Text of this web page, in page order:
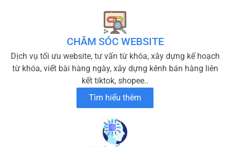
CHĂM SÓC WEBSITE
Dịch vụ tối ưu website, tư vấn từ khóa, xây dựng kế hoạch
từ khóa, viết bài hàng ngày, xây dựng kênh bán hàng liên
kết tiktok, shopee..
Tìm hiểu thêm